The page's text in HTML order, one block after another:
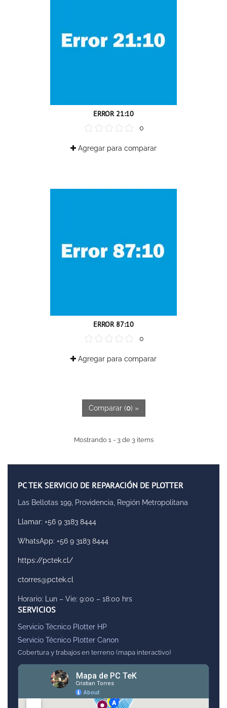
ERROR 21:10
0
Agregar para comparar
ERROR 87:10
0
Agregar para comparar
Comparar (0) »
Mostrando 1 - 3 de 3 items
PC TEK SERVICIO DE REPARACIÓN DE PLOTTER
Las Bellotas 199, Providencia, Región Metropolitana
Llamar: +56 9 3183 8444
WhatsApp: +56 9 3183 8444
https://pctek.cl/
ctorres@pctek.cl
Horario: Lun – Vie: 9:00 – 18:00 hrs
SERVICIOS
Servicio Técnico Plotter HP
Servicio Técnico Plotter Canon
Cobertura y trabajos en terreno (mapa interactivo)